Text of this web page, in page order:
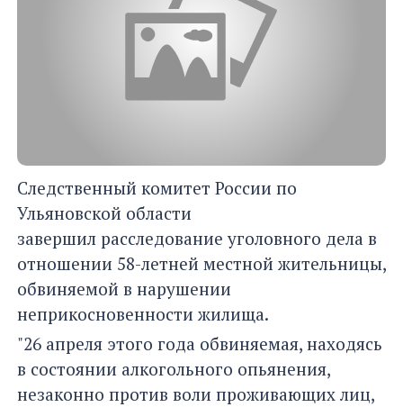
Следственный комитет России по
Ульяновской области
завершил расследование уголовного дела в
отношении 58-летней местной жительницы,
обвиняемой в нарушении
неприкосновенности жилища.
"26 апреля этого года обвиняемая, находясь
в состоянии алкогольного опьянения,
незаконно против воли проживающих лиц,